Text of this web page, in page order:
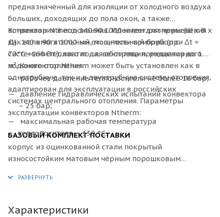
предназначенный для изоляции от холодного воздуха
больших, доходящих до пола окон, а также
встраивания в подоконник. Идеален для применения
как вспомогательный отопительный прибор с
системами тёплого пола, вентиляции, радиаторного
водяного отопления.
Конвектор Ntherm 140.90.1000 имеет размеры (Ш x В x
Д): 140 х 90 х 1000 мм, мощности прибора (при ∆t =
70°C - 160 Вт.), хватит для обогрева помещения до 1.6
м². Конвектор Ntherm может быть установлен как в
однотрубную, так и в двухтрубную систему отопления,
адаптирован для эксплуатации в российских
системах центрального отопления. Параметры
эксплуатации конвекторов Ntherm:
рабочее давление теплоносителя не более 16 бар;
давление гидравлических испытаний конвектора
– 25 бар;
максимальная рабочая температура
теплоносителя – 130 °С.
БАЗОВЫЙ КОМПЛЕКТ ПОСТАВКИ
корпус из оцинкованной стали покрытый
износостойким матовым чёрным порошковым
декоративная рамка по периметру корпуса из
выполненная в цвет решетки, с черной полосой из
Характеристики